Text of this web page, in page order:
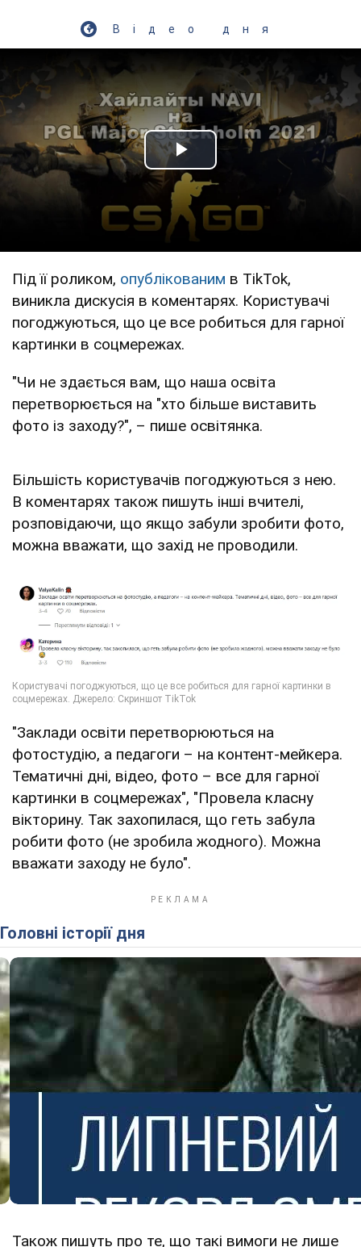
Відео дня
Play Video
Під її роликом, опублікованим в TikTok,
виникла дискусія в коментарях. Користувачі
погоджуються, що це все робиться для гарної
картинки в соцмережах.
"Чи не здається вам, що наша освіта
перетворюється на "хто більше виставить
фото із заходу?", – пише освітянка.
Більшість користувачів погоджуються з нею.
В коментарях також пишуть інші вчителі,
розповідаючи, що якщо забули зробити фото,
можна вважати, що захід не проводили.
"Заклади освіти перетворюються на
фотостудію, а педагоги – на контент-мейкера.
Тематичні дні, відео, фото – все для гарної
картинки в соцмережах", "Провела класну
вікторину. Так захопилася, що геть забула
робити фото (не зробила жодного). Можна
вважати заходу не було".
Головні історії дня
Також пишуть про те, що такі вимоги не лише